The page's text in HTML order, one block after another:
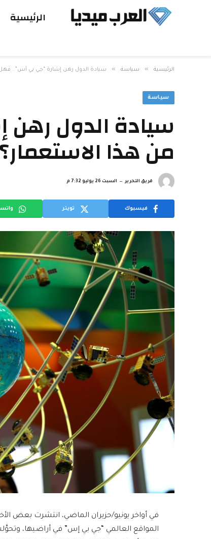
الرئيسية
الرئيسية » سياسة » سيادة الدول رهن إشارة “جي بي أس”.. فهل
سياسة
سيادة الدول رهن
من هذا الاستعمار؟
فريق التحرير السبت 26 يوليو 7:32 م
فيسبوك تويتر
في أواخر يونيو/حزيران الماضي، انتشرت بعض
المواقع العالمي “جي بي إس” في أراضيها،